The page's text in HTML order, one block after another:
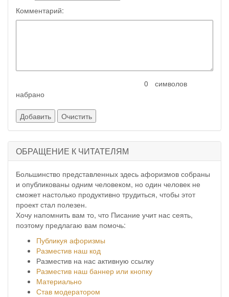
Комментарий:
символов
набрано
ОБРАЩЕНИЕ К ЧИТАТЕЛЯМ
Большинство представленных здесь афоризмов собраны
и опубликованы одним человеком, но один человек не
сможет настолько продуктивно трудиться, чтобы этот
проект стал полезен.
Хочу напомнить вам то, что Писание учит нас сеять,
поэтому предлагаю вам помочь:
Публикуя афоризмы
Разместив наш код
Разместив на нас активную ссылку
Разместив наш баннер или кнопку
Материально
Став модератором